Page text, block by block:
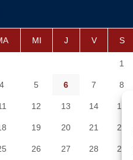
MI J V S
1
4 5 6 7 8
12 13 14 15
19 20 21 22
26 27 28 29